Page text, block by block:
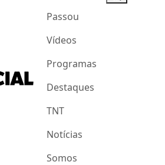
Passou
Vídeos
Programas
Destaques
TNT
Notícias
Somos